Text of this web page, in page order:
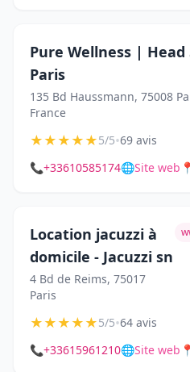
Pure Wellness | Head
Paris
135 Bd Haussmann, 75008
France
★★★★★5/5•69 avis
📞+33610585174🌐Site web 📍
Location jacuzzi à
domicile - Jacuzzi sn
4 Bd de Reims, 75017
Paris
★★★★★5/5•64 avis
📞+33615961210🌐Site web 📍